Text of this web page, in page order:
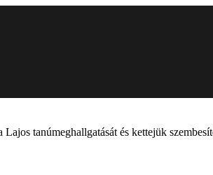
tanúmeghallgatását és kettejük